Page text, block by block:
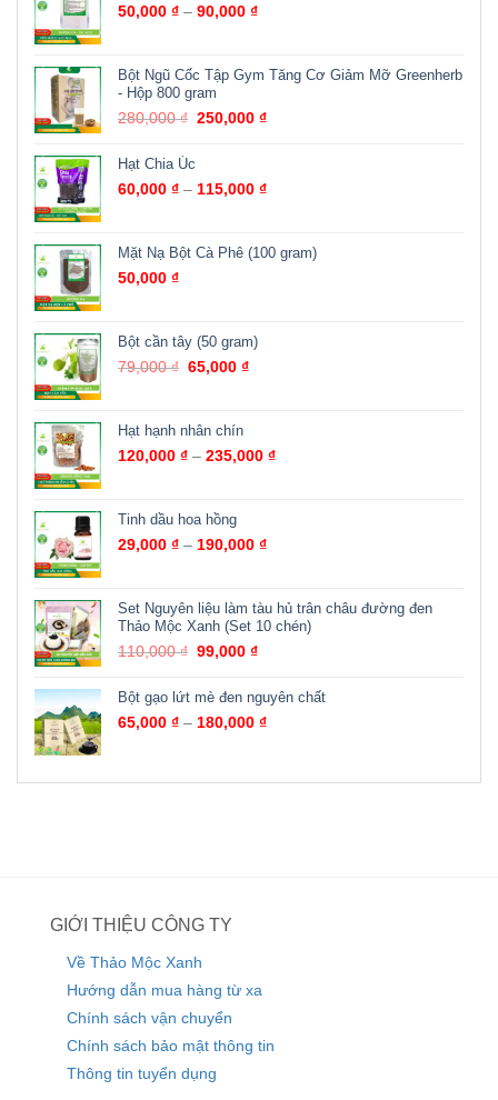
50,000 ₫ – 90,000 ₫
Bột Ngũ Cốc Tập Gym Tăng Cơ Giảm Mỡ Greenherb
- Hộp 800 gram
280,000₫ 250,000₫
Hạt Chia Úc
60,000 ₫ – 115,000 ₫
Mặt Nạ Bột Cà Phê (100 gram)
50,000 ₫
Bột cần tây (50 gram)
79,000₫ 65,000₫
Hạt hạnh nhân chín
120,000 ₫ – 235,000 ₫
Tinh dầu hoa hồng
29,000 ₫ – 190,000 ₫
Set Nguyên liệu làm tàu hủ trân châu đường đen
Thảo Mộc Xanh (Set 10 chén)
110,000₫ 99,000₫
Bột gạo lứt mè đen nguyên chất
65,000 ₫ – 180,000 ₫
GIỚI THIỆU CÔNG TY
Về Thảo Mộc Xanh
Hướng dẫn mua hàng từ xa
Chính sách vận chuyển
Chính sách bảo mật thông tin
Thông tin tuyển dụng